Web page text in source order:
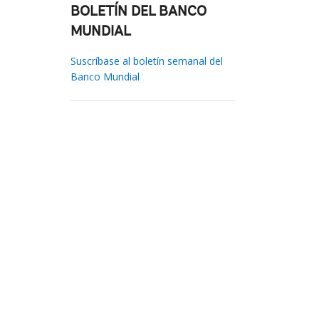
BOLETÍN DEL BANCO
MUNDIAL
Suscríbase al boletín semanal del
Banco Mundial